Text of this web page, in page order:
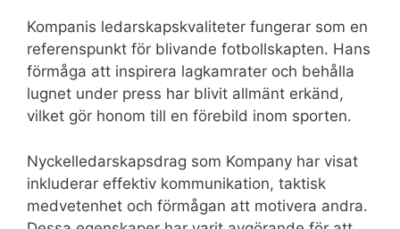
Kompanis ledarskapskvaliteter fungerar som en
referenspunkt för blivande fotbollskapten. Hans
förmåga att inspirera lagkamrater och behålla
lugnet under press har blivit allmänt erkänd,
vilket gör honom till en förebild inom sporten.
Nyckelledarskapsdrag som Kompany har visat
inkluderar effektiv kommunikation, taktisk
medvetenhet och förmågan att motivera andra.